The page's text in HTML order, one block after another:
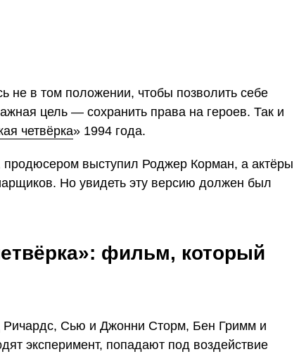
не в том положении, чтобы позволить себе
цель — сохранить права на героев. Так и
четвёрка» 1994 года.
выступил Роджер Корман, а актёры
Но увидеть эту версию должен был
фильм, который
Ричардс, Сью и Джонни Сторм, Бен Гримм и
эксперимент, попадают под воздействие